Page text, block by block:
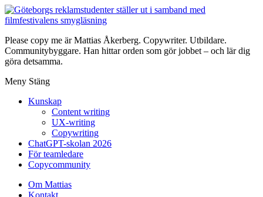
Please copy me är Mattias Åkerberg. Copywriter. Utbildare.
Communitybyggare. Han hittar orden som gör jobbet – och lär dig
göra detsamma.
Meny Stäng
Kunskap
Content writing
UX-writing
Copywriting
ChatGPT-skolan 2026
För teamledare
Copycommunity
Om Mattias
Kontakt